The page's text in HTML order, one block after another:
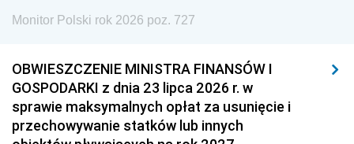
Monitor Polski rok 2026 poz. 727
OBWIESZCZENIE MINISTRA FINANSÓW I
GOSPODARKI z dnia 23 lipca 2026 r. w
sprawie maksymalnych opłat za usunięcie i
przechowywanie statków lub innych